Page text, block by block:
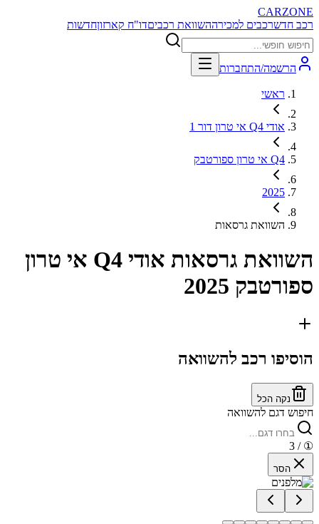
CARZONE
רכב חדשרכבים למכירההשוואת רכביםדו"ח קארזוןחדשות
הרשמה/התחברות
ראשי
אודי Q4 אי טרון דור 1
Q4 אי טרון ספורטבק
2025
השוואת גרסאות
השוואת גרסאות
אודי Q4 אי טרון
ספורטבק 2025
הוסיפו רכב להשוואה
נקה הכל
חיפוש דגם להשוואה
①
/ 3
הסר